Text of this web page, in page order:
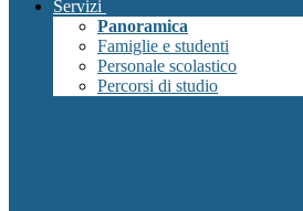
Servizi
Panoramica
Famiglie e studenti
Personale scolastico
Percorsi di studio